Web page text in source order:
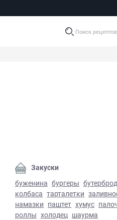
Поиск рецептов
из свиного филе - фото
Закуски
буженина бургеры
колбаса тарталетки
намазки паштет хумус
роллы холодец шаурма